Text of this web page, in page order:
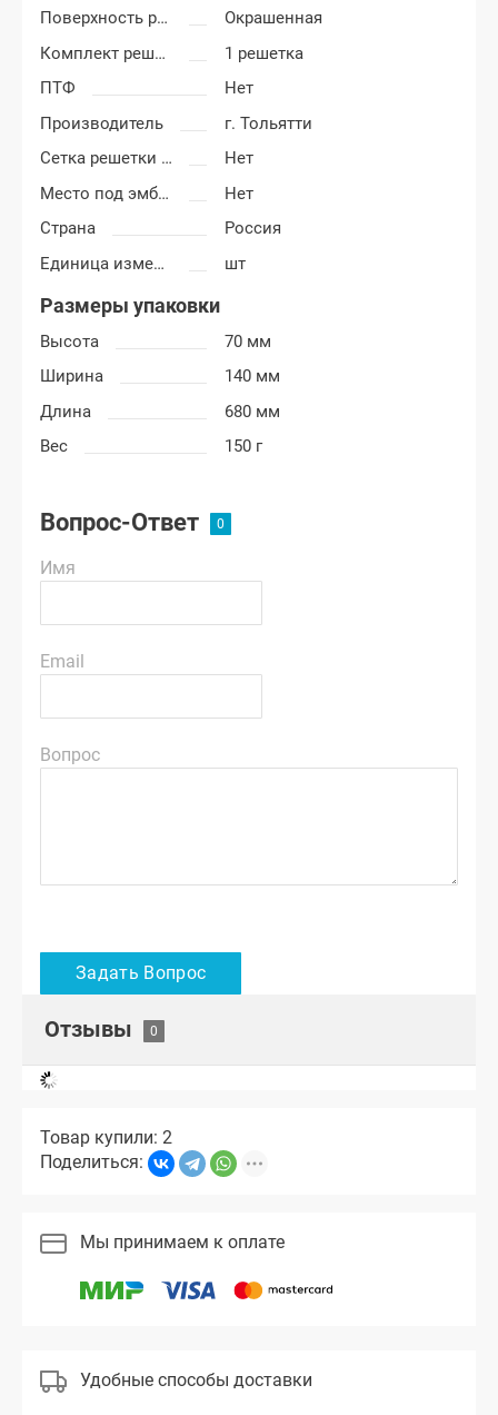
Поверхность решетки
Окрашенная
Комплект решетки
1 решетка
ПТФ
Нет
Производитель
г. Тольятти
Сетка решетки радиатора
Нет
Место под эмблему
Нет
Страна
Россия
Единица измерения
шт
Размеры упаковки
Высота
70 мм
Ширина
140 мм
Длина
680 мм
Вес
150 г
Вопрос-Ответ
Имя
Email
Вопрос
Отзывы
Товар купили: 2
Поделиться:
Мы принимаем к оплате
Удобные способы доставки